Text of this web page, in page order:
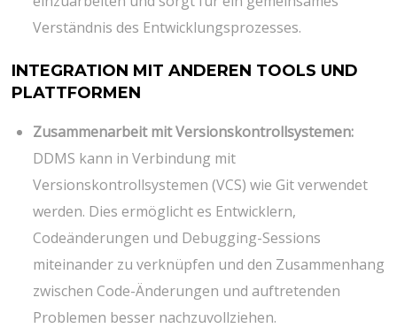
Verständnis des Entwicklungsprozesses.
INTEGRATION MIT ANDEREN TOOLS UND
PLATTFORMEN
Zusammenarbeit mit Versionskontrollsystemen:
DDMS kann in Verbindung mit
Versionskontrollsystemen (VCS) wie Git verwendet
werden. Dies ermöglicht es Entwicklern,
Codeänderungen und Debugging-Sessions
miteinander zu verknüpfen und den Zusammenhang
zwischen Code-Änderungen und auftretenden
Problemen besser nachzuvollziehen.